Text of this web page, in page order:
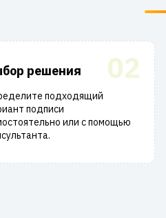
02
решения
подходящий
подписи
или с помощью